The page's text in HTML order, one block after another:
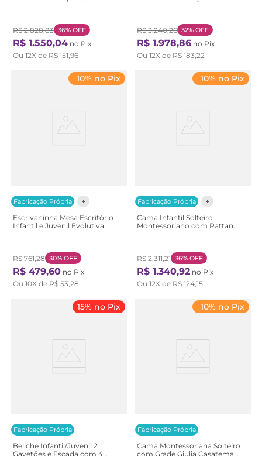
R$ 2.828,83 36% OFF
R$ 1.550,04 no Pix
Ou 12X de R$ 151,96
Branco/Natural
R$ 3.240,26 32% OFF
R$ 1.978,86 no Pix
Ou 12X de R$ 183,22
Fabricação Própria
10% no Pix
Escrivaninha Mesa Escritório
Infantil e Juvenil Evolutiva
Branco/Natural
R$ 761,28 30% OFF
R$ 479,60 no Pix
Ou 10X de R$ 53,28
Fabricação Própria
10% no Pix
Cama Infantil Solteiro
Montessoriano com Rattan
Branco/Natural
R$ 2.311,21 36% OFF
R$ 1.340,92 no Pix
Ou 12X de R$ 124,15
Fabricação Própria
15% no Pix
Beliche Infantil/Juvenil 2
Gavetões e Escada com 4
Fabricação Própria
10% no Pix
Cama Montessoriana Solteiro
com Grade Giulia Casatema